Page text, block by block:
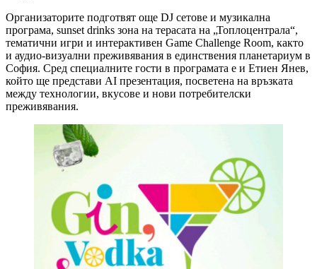
Организаторите подготвят още DJ сетове и музикална
програма, sunset drinks зона на терасата на „Топлоцентрала“,
тематични игри и интерактивен Game Challenge Room, както
и аудио-визуални преживявания в единствения планетариум в
София. Сред специалните гости в програмата е и Етиен Янев,
който ще представи AI презентация, посветена на връзката
между технологии, вкусове и нови потребителски
преживявания.